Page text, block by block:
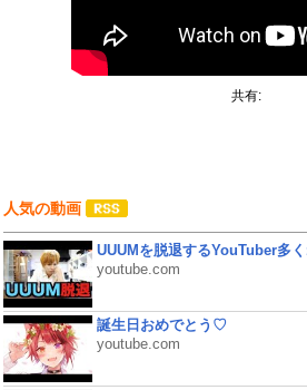
共有:
人気の動画
UUUMを脱退するYouTuber多
youtube.com
誕生日おめでとう♡
youtube.com